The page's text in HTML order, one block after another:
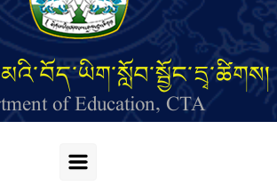
of Education, CTA